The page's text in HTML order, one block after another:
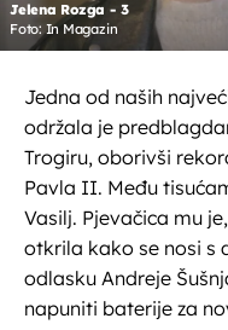
Jelena Rozga - 3
Foto: In Magazin
Jedna od naših
održala je
Trogiru, oborivši
Pavla II. Među
Vasilj. Pjevačica mu
otkrila kako se nosi s
odlasku Andreje
napuniti baterije za